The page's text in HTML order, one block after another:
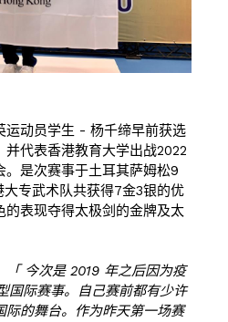
运动员学生 - 杨千缔早前获选
并代表香港教育大学出战2022
。是次赛事于土耳其萨姆松9
专武术队共获得7金3银的优
的表现夺得太极剑的金牌及太
「 今次是 2019 年之后因为疫
国际赛事。自己赛前都有少许
际的舞台。作为昨天第一场赛